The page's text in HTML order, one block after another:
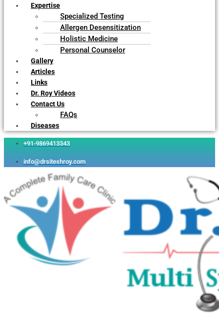
Expertise
Specialized Testing
Allergen Desensitization
Holistic Medicine
Personal Counselor
Gallery
Articles
Links
Dr. Roy Videos
Contact Us
FAQs
Diseases
+91-9869413343
info@drsiteshroy.com